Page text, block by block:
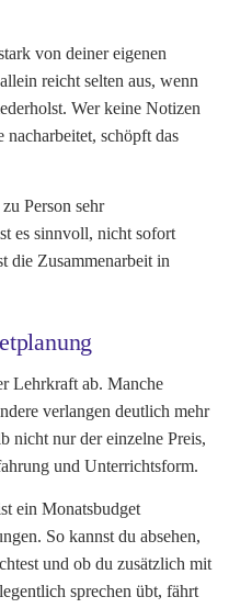
von deiner eigenen
reicht selten aus, wenn
Wer keine Notizen
schöpft das
Person sehr
es sinnvoll, nicht sofort
die Zusammenarbeit in
Lehrkraft ab. Manche
verlangen deutlich mehr
nicht nur der einzelne Preis,
und Unterrichtsform.
ein Monatsbudget
So kannst du absehen,
und ob du zusätzlich mit
sprechen übt, fährt